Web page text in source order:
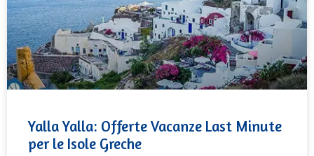
Yalla Yalla: Offerte Vacanze Last Minute
per le Isole Greche